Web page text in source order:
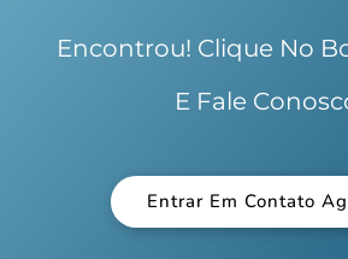
Encontrou! Clique No
E Fale
Entrar Em Contato